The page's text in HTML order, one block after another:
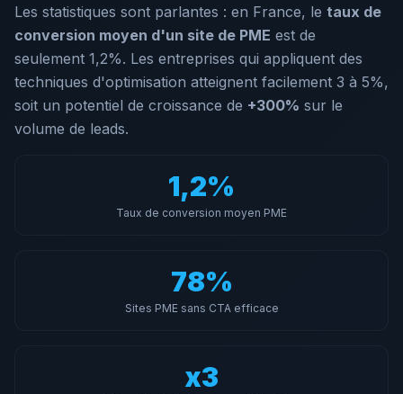
Les statistiques sont parlantes : en France, le taux de
conversion moyen d'un site de PME est de
seulement 1,2%. Les entreprises qui appliquent des
techniques d'optimisation atteignent facilement 3 à 5%,
soit un potentiel de croissance de +300% sur le
volume de leads.
1,2%
Taux de conversion moyen PME
78%
Sites PME sans CTA efficace
x3